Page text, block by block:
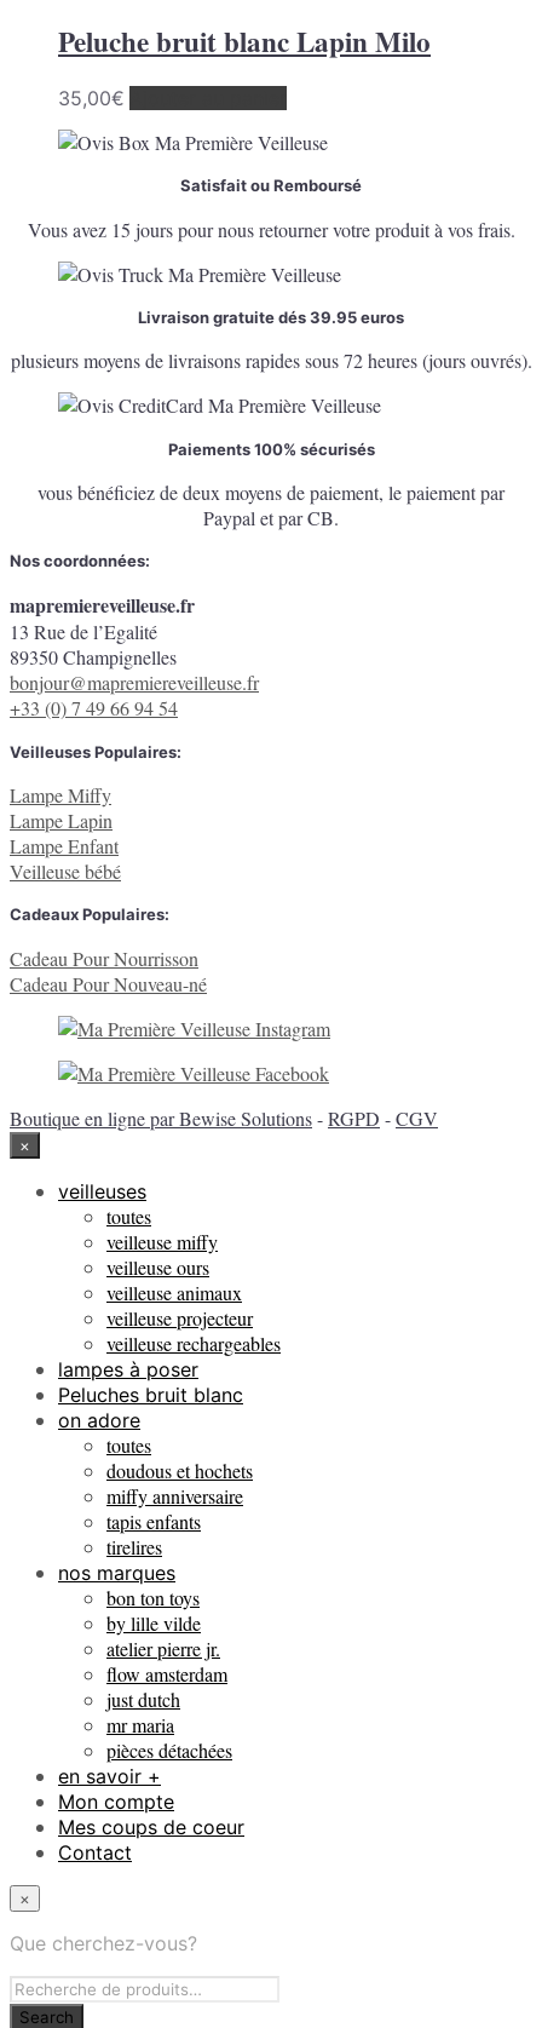
Peluche bruit blanc Lapin Milo
35,00€
Satisfait ou Remboursé
Vous avez 15 jours pour nous retourner votre produit à vos frais.
Livraison gratuite dés 39.95 euros
plusieurs moyens de livraisons rapides sous 72 heures (jours ouvrés).
Paiements 100% sécurisés
vous bénéficiez de deux moyens de paiement, le paiement par
Paypal et par CB.
Nos coordonnées:
mapremiereveilleuse.fr
13 Rue de l’Egalité
89350 Champignelles
bonjour@mapremiereveilleuse.fr
+33 (0) 7 49 66 94 54
Veilleuses Populaires:
Lampe Miffy
Lampe Lapin
Lampe Enfant
Veilleuse bébé
Cadeaux Populaires:
Cadeau Pour Nourrisson
Cadeau Pour Nouveau-né
Boutique en ligne par Bewise Solutions-RGPD -CGV
×
veilleuses
toutes
veilleuse miffy
veilleuse ours
veilleuse animaux
veilleuse projecteur
veilleuse rechargeables
lampes à poser
Peluches bruit blanc
on adore
toutes
doudous et hochets
miffy anniversaire
tapis enfants
tirelires
nos marques
bon ton toys
by lille vilde
atelier pierre jr.
flow amsterdam
just dutch
mr maria
pièces détachées
en savoir +
Mon compte
Mes coups de coeur
Contact
×
Que cherchez-vous?